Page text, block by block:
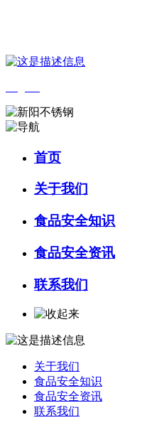
首页
关于我们
食品安全知识
食品安全资讯
联系我们
关于我们
食品安全知识
食品安全资讯
联系我们